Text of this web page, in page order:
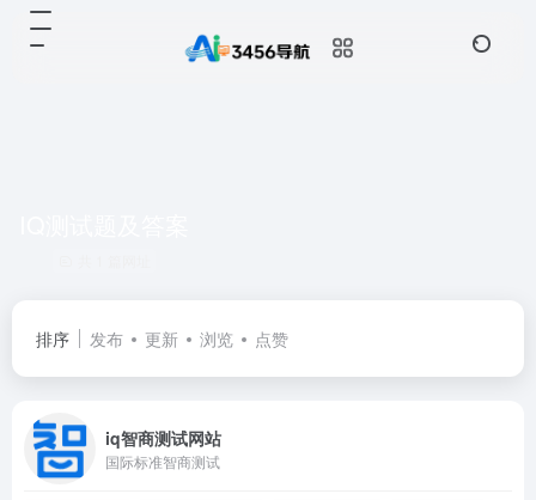
排序 发布 更新 浏览 点赞
iq智商测试网站
国际标准智商测试